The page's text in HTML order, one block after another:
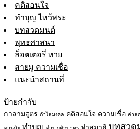
คติสอนใจ
ทำบุญ ไหว้พระ
บทสวดมนต์
พุทธศาสนา
ล็อตเตอรี่ หวย
สายมู ความเชื่อ
แนะนำสถานที่
ป้ายกำกับ
กาลามสูตร กำไลมงคล คติสอนใจ ความเชื่อ คำส
ทานมัย ทำบุญ ทำบุญตักบาตร ทำสมาธิ บทสวด